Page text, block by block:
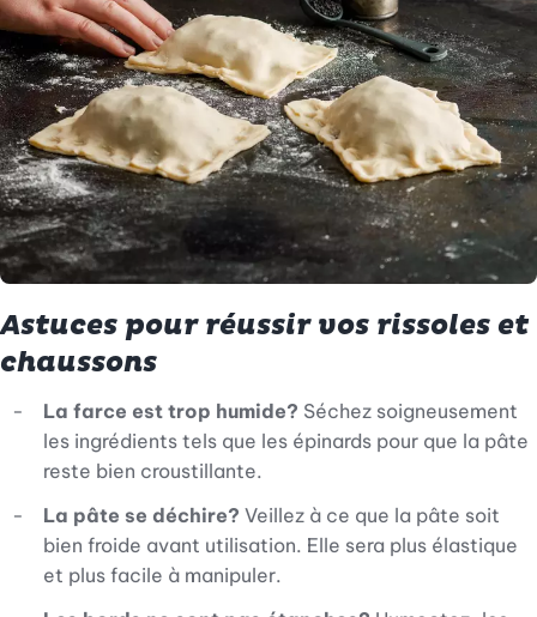
Astuces pour réussir vos rissoles et
chaussons
La farce est trop humide? Séchez soigneusement
les ingrédients tels que les épinards pour que la pâte
reste bien croustillante.
La pâte se déchire? Veillez à ce que la pâte soit
bien froide avant utilisation. Elle sera plus élastique
et plus facile à manipuler.